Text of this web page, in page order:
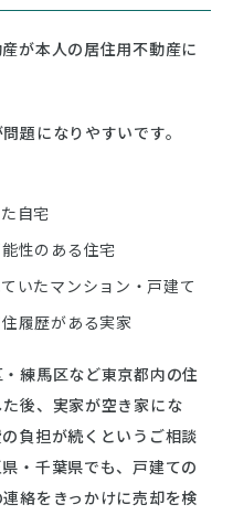
が本人の居住用不動産に
題になりやすいです。
自宅
性のある住宅
いたマンション・戸建て
履歴がある実家
練馬区など東京都内の住
後、実家が空き家にな
負担が続くというご相談
・千葉県でも、戸建ての
絡をきっかけに売却を検